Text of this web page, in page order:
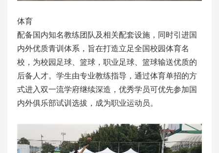
体育
配备国内知名教练团队及相关配套设施，同时引进国
内外优质青训体系，旨在打造立足全国校园体育名
校，为校园足球、篮球，职业足球、篮球输送优质的
后备人才。学生由专业教练指导，通过体育单招的方
式进入双一流学府继续深造，优秀学员可优先参加国
内外俱乐部试训选拔，成为职业运动员。